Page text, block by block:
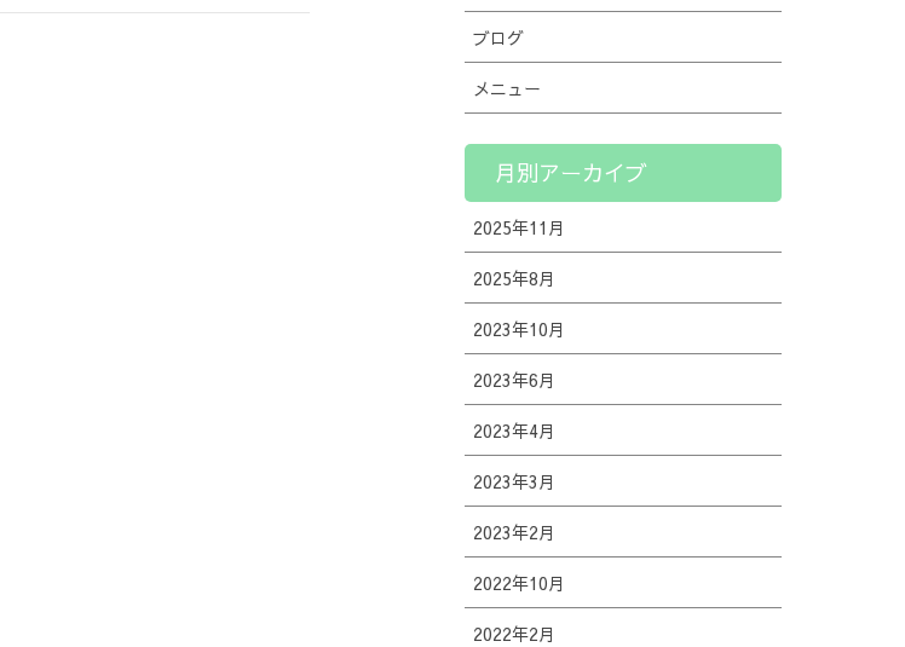
ブログ
メニュー
月別アーカイブ
2025年11月
2025年8月
2023年10月
2023年6月
2023年4月
2023年3月
2023年2月
2022年10月
2022年2月